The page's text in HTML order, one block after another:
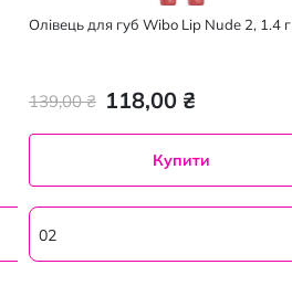
Олівець для губ Wibo Lip Nude 2, 1.4 г
118,00 ₴
139,00 ₴
Купити
02